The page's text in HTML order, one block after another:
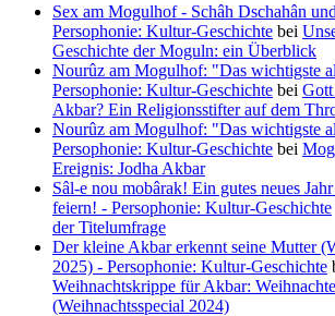
Sex am Mogulhof - Schâh Dschahân
Persophonie: Kultur-Geschichte bei
Geschichte der Moguln: ein Überblick
Nourûz am Mogulhof: "Das wichtigste
Persophonie: Kultur-Geschichte bei
Akbar? Ein Religionsstifter auf dem
Nourûz am Mogulhof: "Das wichtigste
Persophonie: Kultur-Geschichte bei
Ereignis: Jodha Akbar
Sâl-e nou mobârak! Ein gutes neues
feiern! - Persophonie: Kultur-Geschichte
der Titelumfrage
Der kleine Akbar erkennt seine Mutter
2025) - Persophonie: Kultur-Geschichte
Weihnachtskrippe für Akbar:
(Weihnachtsspecial 2024)